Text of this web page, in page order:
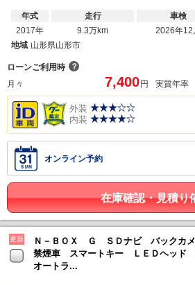
年式
2017年
走行
9.3万km
車検
2026年12
地域 山形県山形市
ローンご利用時 ？
月々
7,400 円 実質年率
外装
内装
オンライン予約
在庫確認・見積り
更新
Ｎ－ＢＯＸ Ｇ ＳＤナビ バックカ
禁煙車 スマートキー ＬＥＤヘッド
オートラ...